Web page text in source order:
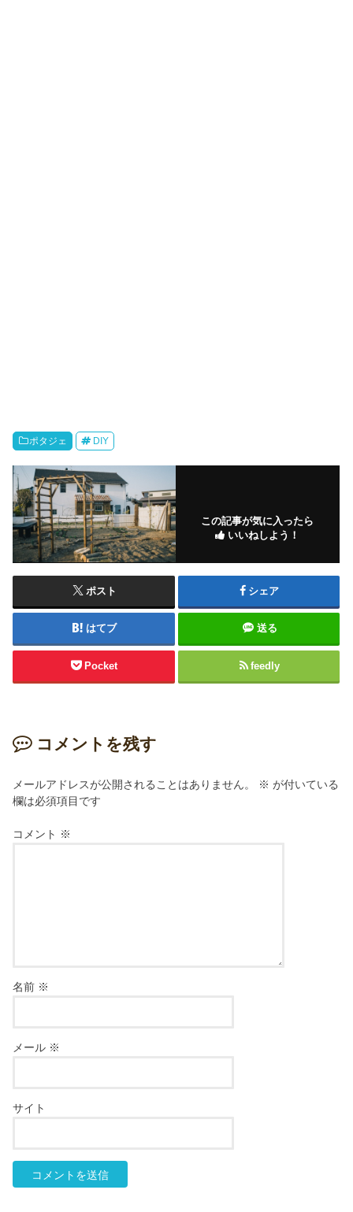
ポタジェ DIY
この記事が気に入ったら
いいねしよう！
ポスト シェア
はてブ 送る
Pocket feedly
コメントを残す
メールアドレスが公開されることはありません。 ※ が付いている
欄は必須項目です
コメント ※
名前 ※
メール ※
サイト